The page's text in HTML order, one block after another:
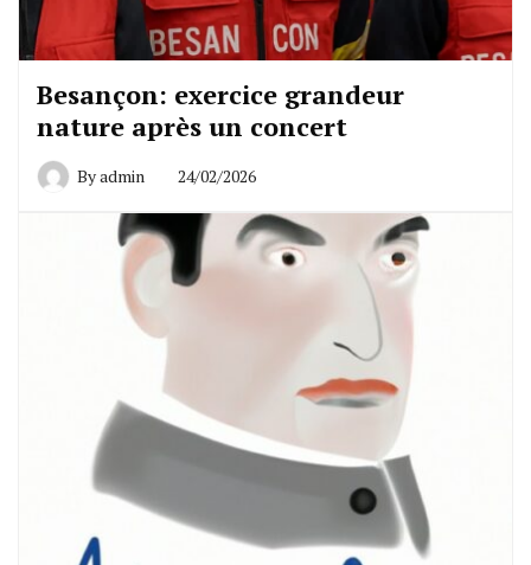
Besançon: exercice grandeur
nature après un concert
Byadmin 24/02/2026